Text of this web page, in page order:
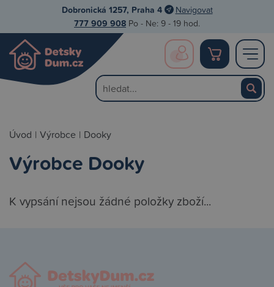
Dobronická 1257, Praha 4 Navigovat
777 909 908 Po - Ne: 9 - 19 hod.
Úvod | Výrobce | Dooky
Výrobce Dooky
K vypsání nejsou žádné položky zboží...